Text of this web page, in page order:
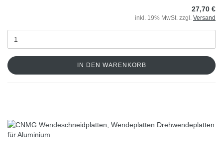
27,70 €
inkl. 19% MwSt. zzgl. Versand
IN DEN WARENKORB